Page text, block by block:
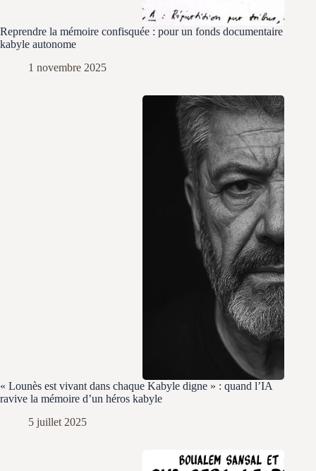
Reprendre la mémoire confisquée : pour un fonds documentaire
kabyle autonome
1 novembre 2025
« Lounès est vivant dans chaque Kabyle digne » : quand l’IA
ravive la mémoire d’un héros kabyle
5 juillet 2025